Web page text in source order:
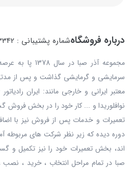
درباره فروشگاهشماره پشتیبانی : 02144143342
مجموعه آذر صبا
سرمایشی و گرمایشی گذاشت و پس از
معتبر ایرانی و خارجی مانند: ایران
نوافلوریدا و ... کار خود را در بخش
تعمیرات و خدمات پس از فروش نیز با
دوره دیده که زیر نظر شرکت های مربوطه
اند، بخش تعمیرات خود را نیز تکمیل و
صبا در تمام مراحل انتخاب ، خرید ، نصب